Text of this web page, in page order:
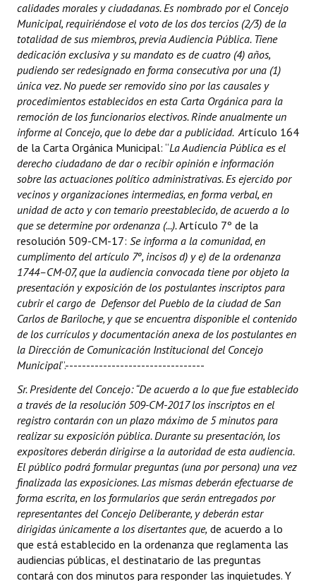
calidades morales y ciudadanas. Es nombrado por el Concejo
Municipal, requiriéndose el voto de los dos tercios (2/3) de la
totalidad de sus miembros, previa Audiencia Pública. Tiene
dedicación exclusiva y su mandato es de cuatro (4) años,
pudiendo ser redesignado en forma consecutiva por una (1)
única vez. No puede ser removido sino por las causales y
procedimientos establecidos en esta Carta Orgánica para la
remoción de los funcionarios electivos. Rinde anualmente un
informe al Concejo, que lo debe dar a publicidad. Artículo 164
de la Carta Orgánica Municipal: “La Audiencia Pública es el
derecho ciudadano de dar o recibir opinión e información
sobre las actuaciones político administrativas. Es ejercido por
vecinos y organizaciones intermedias, en forma verbal, en
unidad de acto y con temario preestablecido, de acuerdo a lo
que se determine por ordenanza (...).Artículo 7º de la
resolución 509-CM-17: Se informa a la comunidad, en
cumplimento del artículo 7º, incisos d) y e) de la ordenanza
1744–CM-07, que la audiencia convocada tiene por objeto la
presentación y exposición de los postulantes inscriptos para
cubrir el cargo de Defensor del Pueblo de la ciudad de San
Carlos de Bariloche, y que se encuentra disponible el contenido
de los currículos y documentación anexa de los postulantes en
la Dirección de Comunicación Institucional del Concejo
Municipal”.---------------------------------
Sr. Presidente del Concejo: “De acuerdo a lo que fue establecido
a través de la resolución 509-CM-2017 los inscriptos en el
registro contarán con un plazo máximo de 5 minutos para
realizar su exposición pública. Durante su presentación, los
expositores deberán dirigirse a la autoridad de esta audiencia.
El público podrá formular preguntas (una por persona) una vez
finalizada las exposiciones. Las mismas deberán efectuarse de
forma escrita, en los formularios que serán entregados por
representantes del Concejo Deliberante, y deberán estar
dirigidas únicamente a los disertantes que, de acuerdo a lo
que está establecido en la ordenanza que reglamenta las
audiencias públicas, el destinatario de las preguntas
contará con dos minutos para responder las inquietudes. Y